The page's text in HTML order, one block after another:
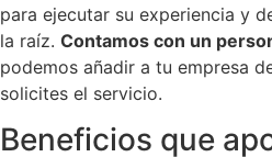
para ejecutar su experiencia y
la raíz. Contamos con un
podemos añadir a tu empresa
solicites el servicio.
Beneficios que